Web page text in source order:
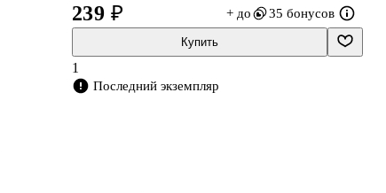
239 ₽ + до 35 бонусов
Купить
1
Последний экземпляр